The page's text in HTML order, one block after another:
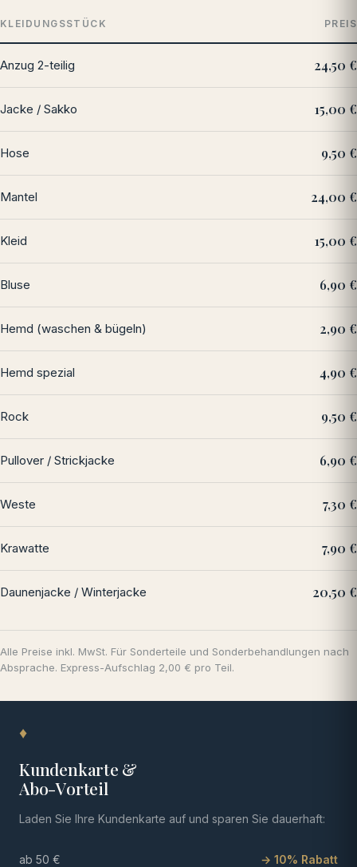
KLEIDUNGSSTÜCK PREIS
Anzug 2-teilig 24,50 €
Jacke / Sakko 15,00 €
Hose 9,50 €
Mantel 24,00 €
Kleid 15,00 €
Bluse 6,90 €
Hemd (waschen & bügeln) 2,90 €
Hemd spezial 4,90 €
Rock 9,50 €
Pullover / Strickjacke 6,90 €
Weste 7,30 €
Krawatte 7,90 €
Daunenjacke / Winterjacke 20,50 €
Alle Preise inkl. MwSt. Für Sonderteile und Sonderbehandlungen nach
Absprache. Express-Aufschlag 2,00 € pro Teil.
♦
Kundenkarte &
Abo-Vorteil
Laden Sie Ihre Kundenkarte auf und sparen Sie dauerhaft:
ab 50 € → 10% Rabatt